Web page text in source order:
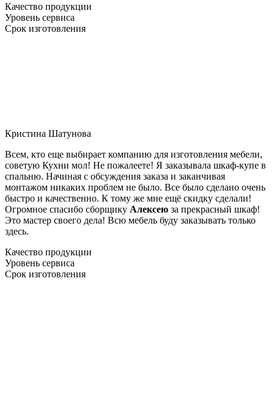
Качество продукции
Уровень сервиса
Срок изготовления
Кристина Шатунова
Всем, кто еще выбирает компанию для изготовления мебели,
советую Кухни мол! Не пожалеете! Я заказывала шкаф-купе в
спальню. Начиная с обсуждения заказа и заканчивая
монтажом никаких проблем не было. Все было сделано очень
быстро и качественно. К тому же мне ещё скидку сделали!
Огромное спасибо сборщику Алексею за прекрасный шкаф!
Это мастер своего дела! Всю мебель буду заказывать только
здесь.
Качество продукции
Уровень сервиса
Срок изготовления